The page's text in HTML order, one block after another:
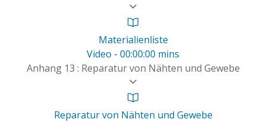
Materialienliste
Video - 00:00:00 mins
Anhang 13 : Reparatur von Nähten und Gewebe
Reparatur von Nähten und Gewebe